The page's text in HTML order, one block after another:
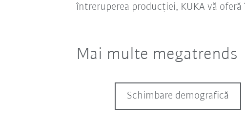
întreruperea producției, KUKA vă
Mai multe megatrends
Schimbare demografică